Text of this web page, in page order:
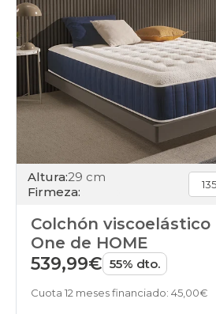
Altura:29 cm
Firmeza:
Colchón
One de HOME
539,99€ 55% dto.
Cuota 12 meses financiado: 45,00€